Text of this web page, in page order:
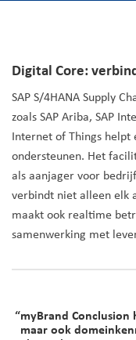
Digital Core:
SAP S/4HANA Supply
zoals SAP Ariba, SAP
Internet of Things
ondersteunen. Het
als aanjager voor
verbindt niet alleen elk
maakt ook realtime
samenwerking met
“myBrand
maar ook